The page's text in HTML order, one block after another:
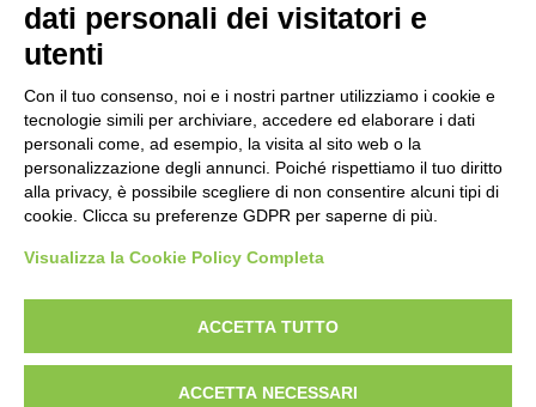
Vuoi iscriverti alla nostra newsletter ed essere aggiornato su tutte le
novità e i progetti a cui stiamo lavorando? Compila i campi
del
modulo di iscrizione
Privacy
Policy di protezione dei minori
Modifica preferenze Cookie
P.IVA e Iscr. Reg. Imp. MO 04699521219
REA MO – 341781
dati personali dei visitatori e
utenti
Con il tuo consenso, noi e i nostri partner utilizziamo i cookie e
tecnologie simili per archiviare, accedere ed elaborare i dati
personali come, ad esempio, la visita al sito web o la
personalizzazione degli annunci. Poiché rispettiamo il tuo diritto
alla privacy, è possibile scegliere di non consentire alcuni tipi di
cookie. Clicca su preferenze GDPR per saperne di più.
Visualizza la Cookie Policy Completa
ACCETTA TUTTO
ACCETTA NECESSARI